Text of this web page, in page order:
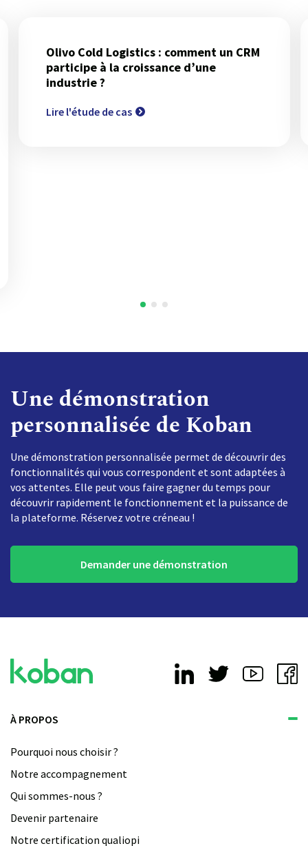
Olivo Cold Logistics : comment un CRM
participe à la croissance d’une
industrie ?
Lire l'étude de cas
Une démonstration
personnalisée de Koban
Une démonstration personnalisée permet de découvrir des
fonctionnalités qui vous correspondent et sont adaptées à
vos attentes. Elle peut vous faire gagner du temps pour
découvrir rapidement le fonctionnement et la puissance de
la plateforme. Réservez votre créneau !
Demander une démonstration
À PROPOS
Pourquoi nous choisir ?
Notre accompagnement
Qui sommes-nous ?
Devenir partenaire
Notre certification qualiopi